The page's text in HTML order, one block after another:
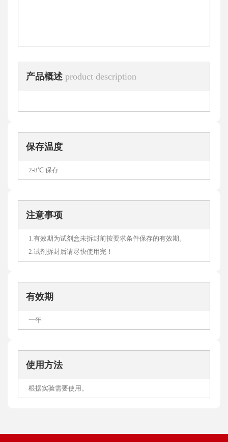
说明书下载 COA下载
产品概述 product description
保存温度
2-8℃ 保存
注意事项
1.有效期为试剂盒未拆封前按要求条件保存的有效期。
2.试剂拆封后请尽快使用完！
有效期
一年
使用方法
根据实验需要使用。